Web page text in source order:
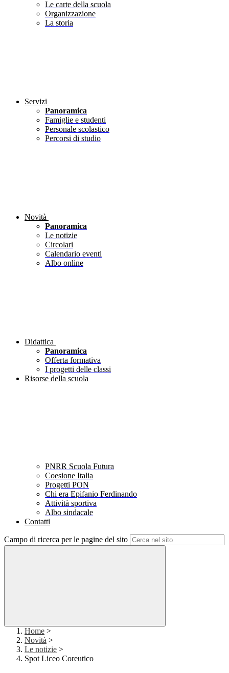
Le carte della scuola
Organizzazione
La storia
Servizi
Panoramica
Famiglie e studenti
Personale scolastico
Percorsi di studio
Novità
Panoramica
Le notizie
Circolari
Calendario eventi
Albo online
Didattica
Panoramica
Offerta formativa
I progetti delle classi
Risorse della scuola
PNRR Scuola Futura
Coesione Italia
Progetti PON
Chi era Epifanio Ferdinando
Attività sportiva
Albo sindacale
Contatti
Campo di ricerca per le pagine del sito
Home >
Novità >
Le notizie >
Spot Liceo Coreutico